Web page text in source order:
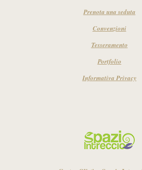
Prenota una seduta
Convenzioni
Tesseramento
Portfolio
Informativa Privacy